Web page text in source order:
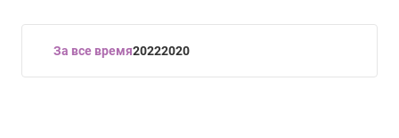
За все время20222020